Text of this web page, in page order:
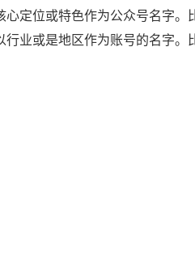
心定位或特色作为公众号名字
业或是地区作为账号的名字。